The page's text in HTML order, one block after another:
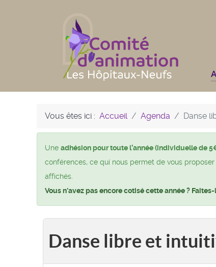
Vous êtes ici : Accueil Agenda Danse
Une adhésion pour toute l’année (individuelle de
conférences, ce qui nous permet de vous
affichés.
Vous n'avez pas encore cotisé cette année ?
Danse libre et